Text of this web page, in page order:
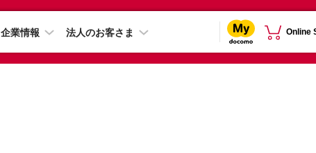
企業情報 法人のお客さま Online